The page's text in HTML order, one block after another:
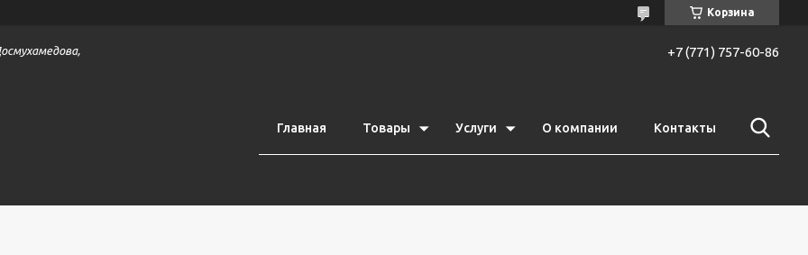
Корзина
+7 (771) 757-60-86
Главная Товары Услуги О компании Контакты